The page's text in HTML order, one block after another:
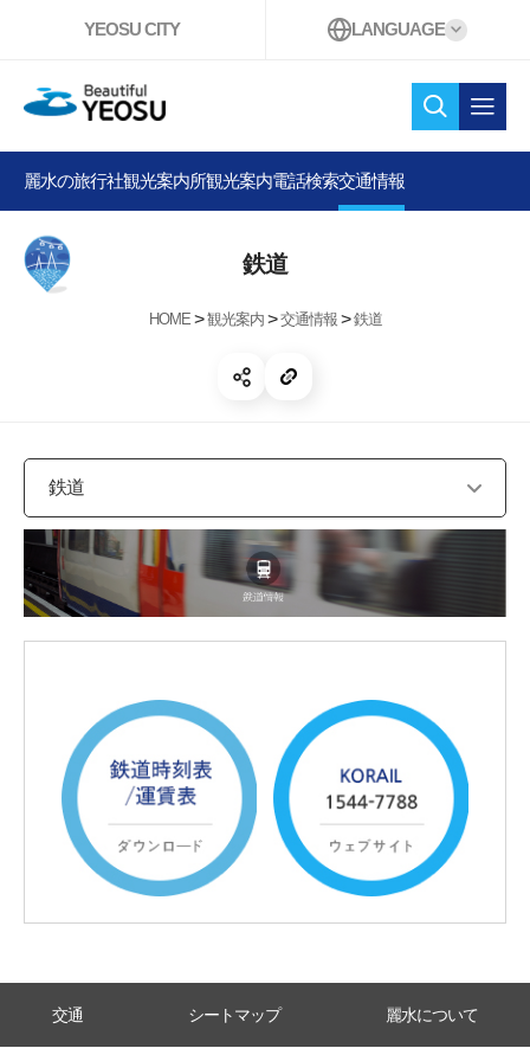
YEOSU CITY LANGUAGE
Beautiful YEOSU
検索
オー
麗水の旅行社観光案内所観光案内電話検索交通情報
鉄道
HOME>観光案内>交通情報>鉄道
共有する 開く
鉄道
交通 シートマップ 麗水について